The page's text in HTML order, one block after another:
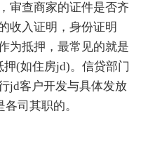
审查商家的证件是否齐
收入证明，身份证明
为抵押，最常见的就是
(如住房jd)。信贷部门
jd客户开发与具体发放
司其职的。